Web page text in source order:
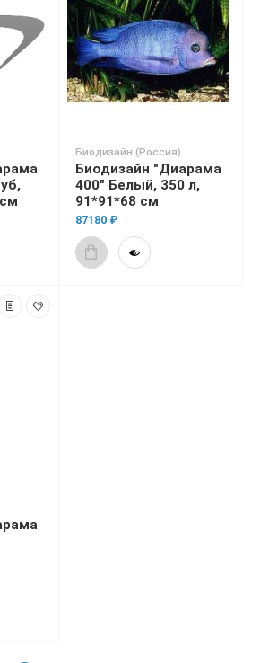
Биодизайн (Россия)
Биодизайн "Диарама
400" Белый, 350 л,
91*91*68 см
87180 ₽